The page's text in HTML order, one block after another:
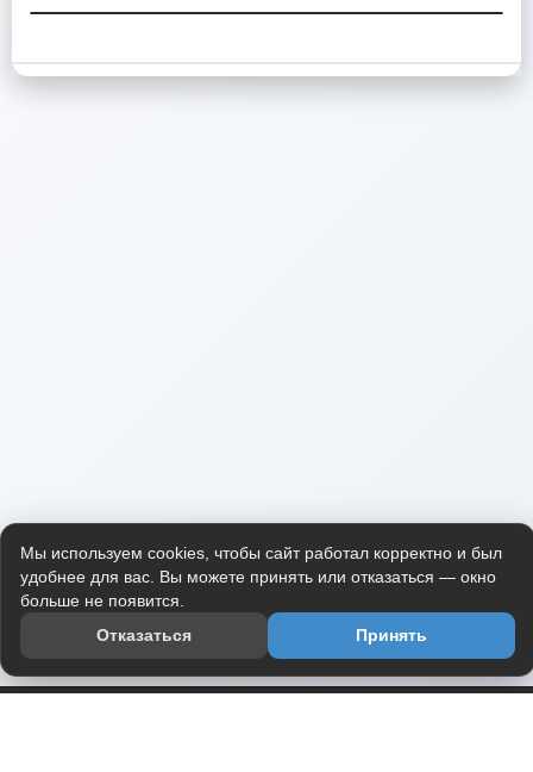
Мы используем cookies, чтобы сайт работал корректно и был
удобнее для вас. Вы можете принять или отказаться — окно
больше не появится.
Отказаться
Принять